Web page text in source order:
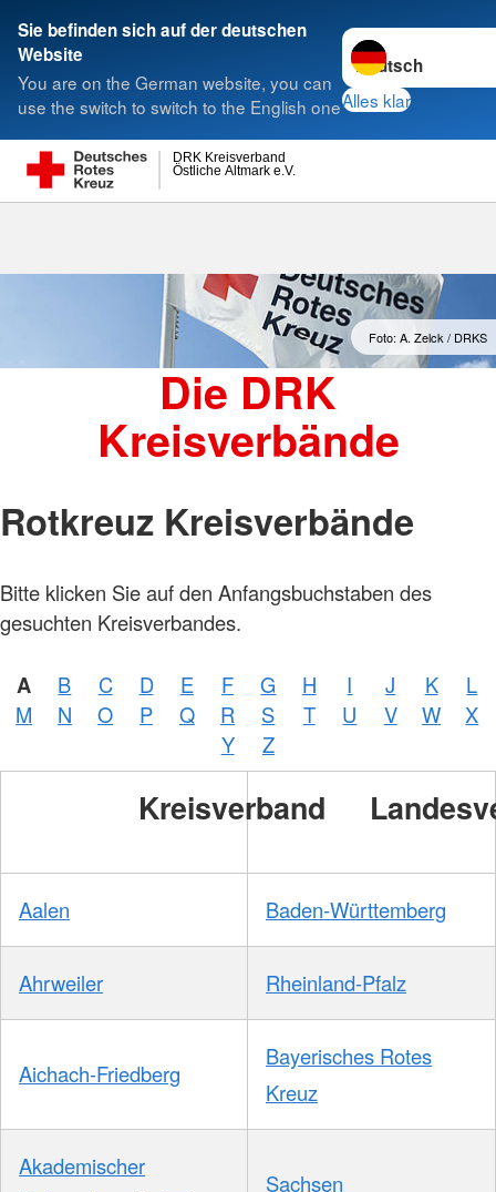
Sie befinden sich auf der deutschen
Website
You are on the German website, you can
use the switch to switch to the English one
Sprache wechseln
Alles klar
Östliche Altmark e.V.
DRK Kreisverband
Suche
Kreisverbände
Foto: A. Zelck / DRKS
Die DRK
Kreisverbände
Rotkreuz Kreisverbände
Bitte klicken Sie auf den Anfangsbuchstaben des
gesuchten Kreisverbandes.
A B C D E F G H I J K
L
M
N O P Q R S T U V W
X
Y
Z
Kreisverband
Aalen Baden-Württemberg
Ahrweiler Rheinland-Pfalz
Aichach-Friedberg
Bayerisches Rotes
Kreuz
Akademischer
Sachsen